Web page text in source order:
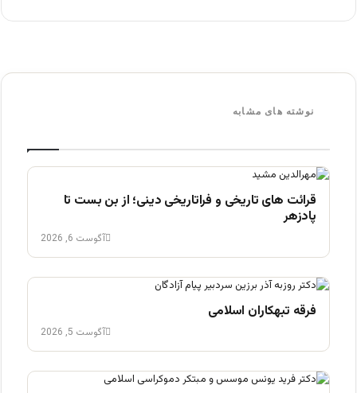
نوشته های مشابه
قرائت های تاریخی و فراتاریخی دینی؛ از بن بست تا
پادزهر
آگوست 6, 2026
فرقه تبهکاران اسلامی
آگوست 5, 2026